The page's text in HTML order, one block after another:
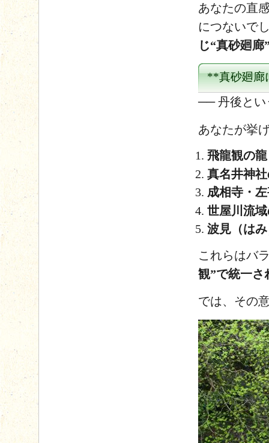
あなたの直
につないで
じ“真砂廻
**真砂廻廊
── 丹後とい
あなたが挙
飛龍観の
真名井神
成相寺・
世屋川流
波見（は
これらはバ
観”で統一さ
では、その